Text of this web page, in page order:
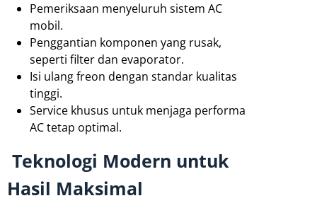
Pemeriksaan menyeluruh sistem AC
mobil.
Penggantian komponen yang rusak,
seperti filter dan evaporator.
Isi ulang freon dengan standar kualitas
tinggi.
Service khusus untuk menjaga performa
AC tetap optimal.
Teknologi Modern untuk
Hasil Maksimal